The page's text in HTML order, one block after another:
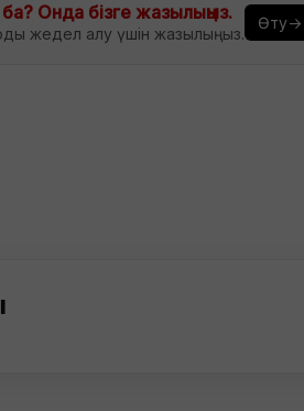
Онда бізге жазылыңыз.
жедел алу үшін жазылыңыз.
Өту→